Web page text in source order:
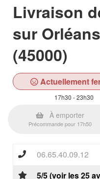
Livraison
sur
(45000)
Actuellement
17h30 - 23h30
À emporter
Précommande pour 17h50
06.65.40.09.12
5/5 (voir les 25